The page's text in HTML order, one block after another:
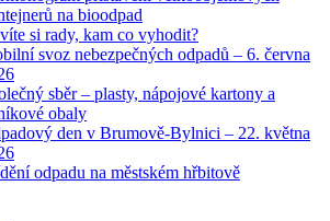
na bioodpad
si rady, kam co vyhodit?
svoz nebezpečných odpadů – 6. června
sběr – plasty, nápojové kartony a
obaly
den v Brumově-Bylnici – 22. května
odpadu na městském hřbitově